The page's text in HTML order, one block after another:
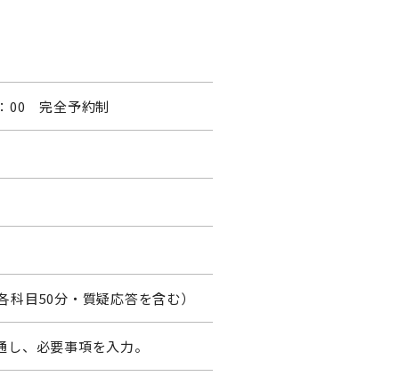
00 完全予約制
目50分・質疑応答を含む）
、必要事項を入力。